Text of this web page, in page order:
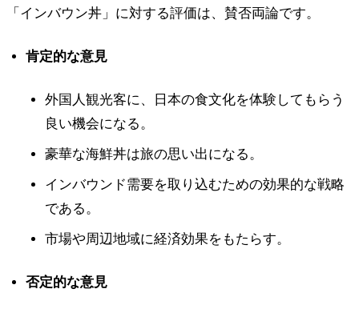
「インバウン丼」に対する評価は、賛否両論です。
肯定的な意見
外国人観光客に、日本の食文化を体験してもらう
良い機会になる。
豪華な海鮮丼は旅の思い出になる。
インバウンド需要を取り込むための効果的な戦略
である。
市場や周辺地域に経済効果をもたらす。
否定的な意見